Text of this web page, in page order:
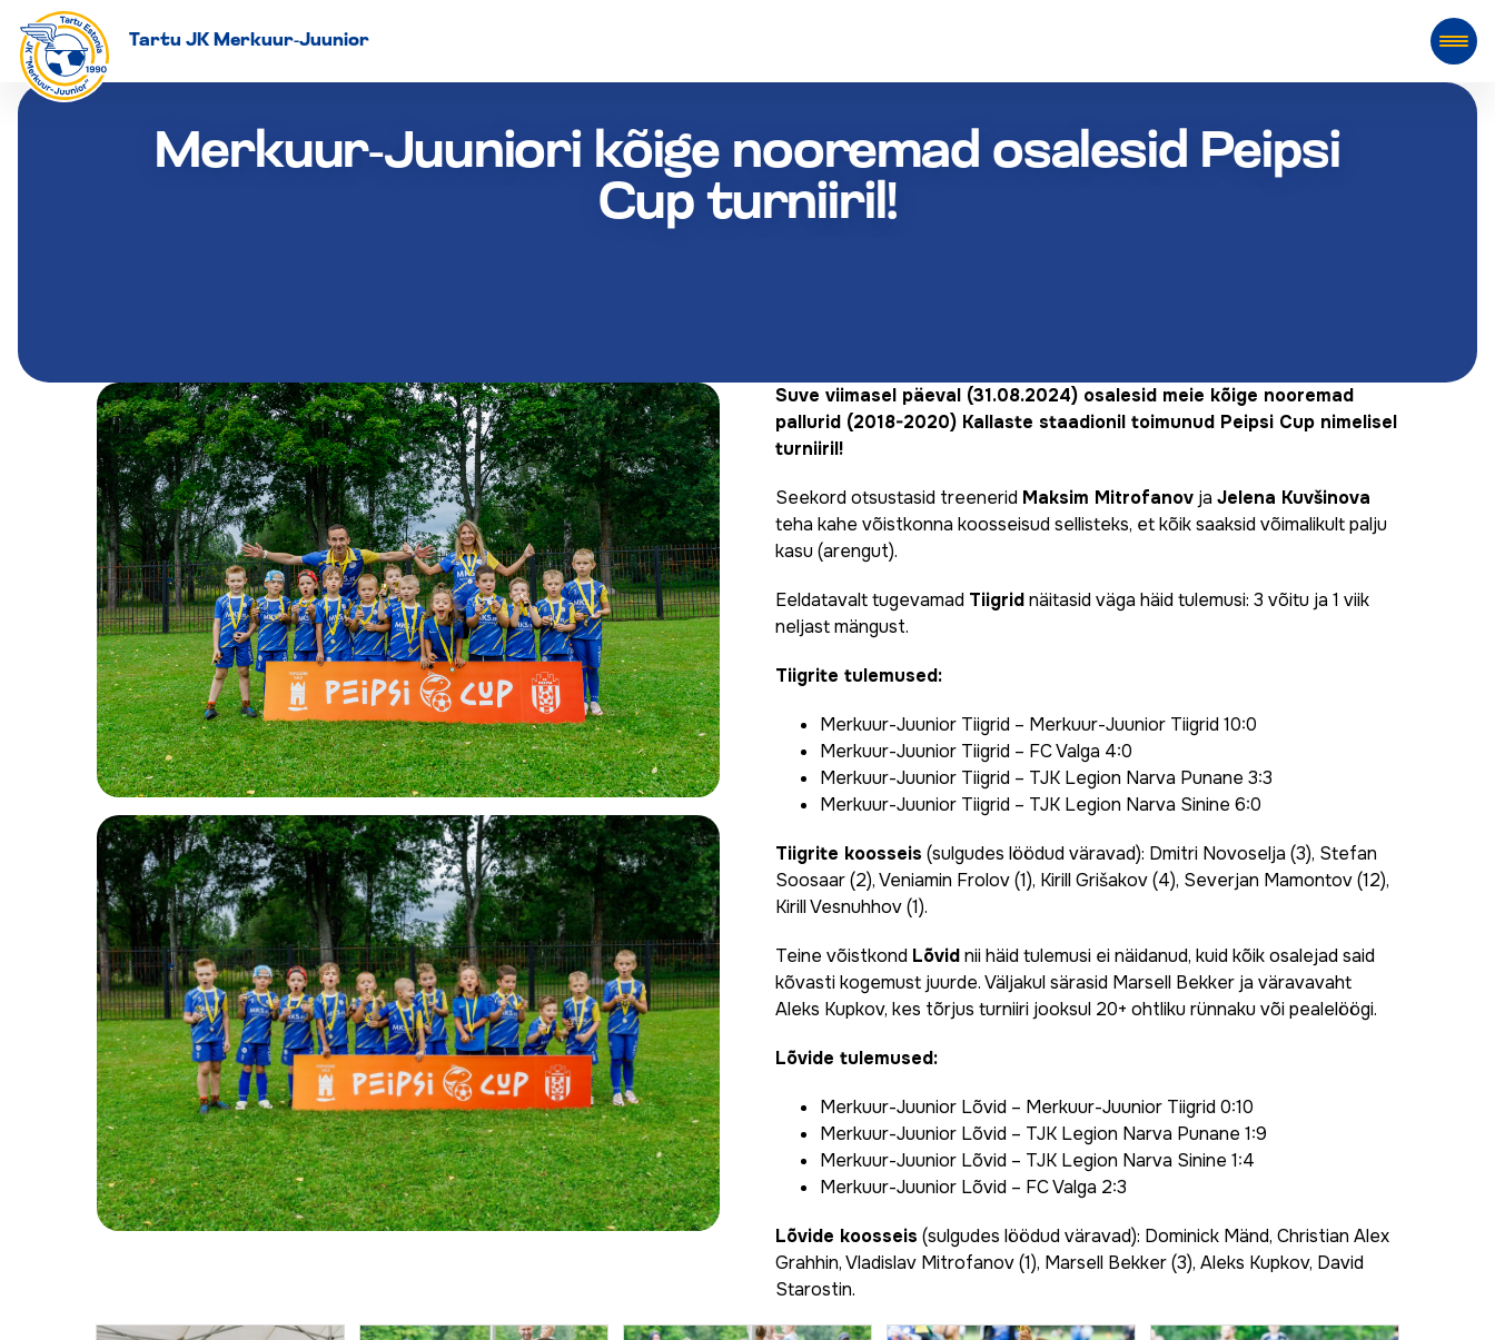
Tartu JK Merkuur-Juunior
Merkuur-Juuniori kõige nooremad osalesid Peipsi
Cup turniiril!
Suve viimasel päeval (31.08.2024) osalesid meie kõige nooremad
pallurid (2018-2020) Kallaste staadionil toimunud Peipsi Cup nimelisel
turniiril!
Seekord otsustasid treenerid Maksim Mitrofanov ja Jelena Kuvšinova
teha kahe võistkonna koosseisud sellisteks, et kõik saaksid võimalikult palju
kasu (arengut).
Eeldatavalt tugevamad Tiigridnäitasid väga häid tulemusi: 3 võitu ja 1 viik
neljast mängust.
Tiigrite tulemused:
Merkuur-Juunior Tiigrid – Merkuur-Juunior Tiigrid 10:0
Merkuur-Juunior Tiigrid – FC Valga 4:0
Merkuur-Juunior Tiigrid – TJK Legion Narva Punane 3:3
Merkuur-Juunior Tiigrid – TJK Legion Narva Sinine 6:0
Tiigrite koosseis (sulgudes löödud väravad): Dmitri Novoselja (3), Stefan
Soosaar (2), Veniamin Frolov (1), Kirill Grišakov (4), Severjan Mamontov (12),
Kirill Vesnuhhov (1).
Teine võistkond Lõvidnii häid tulemusi ei näidanud, kuid kõik osalejad said
kõvasti kogemust juurde. Väljakul särasid Marsell Bekker ja väravavaht
Aleks Kupkov, kes tõrjus turniiri jooksul 20+ ohtliku rünnaku või pealelöögi.
Lõvide tulemused:
Merkuur-Juunior Lõvid – Merkuur-Juunior Tiigrid 0:10
Merkuur-Juunior Lõvid – TJK Legion Narva Punane 1:9
Merkuur-Juunior Lõvid – TJK Legion Narva Sinine 1:4
Merkuur-Juunior Lõvid – FC Valga 2:3
Lõvide koosseis (sulgudes löödud väravad): Dominick Mänd, Christian Alex
Grahhin, Vladislav Mitrofanov (1), Marsell Bekker (3), Aleks Kupkov, David
Starostin.